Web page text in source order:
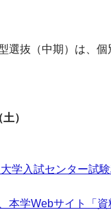
抜（中期）は、個
）
学入試センター試
本学Webサイト「